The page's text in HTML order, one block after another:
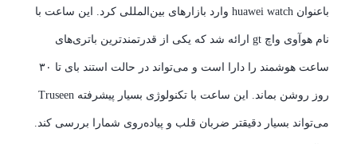
باعنوان huawei watch وارد بازارهای بین‌المللی کرد. این ساعت با
نام هوآوی واچ gt ارائه شد که یکی از قدرتمندترین باتری‌های
ساعت هوشمند را دارا است و می‌تواند در حالت استند بای تا ۳۰
روز روشن بماند. این ساعت با تکنولوژی بسیار پیشرفته Truseen
می‌تواند بسیار دقیقتر ضربان قلب و پیاده‌روی شمارا بررسی کند.